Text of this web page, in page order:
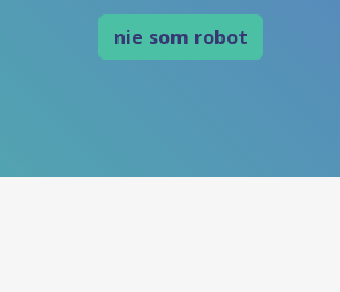
nie som robot